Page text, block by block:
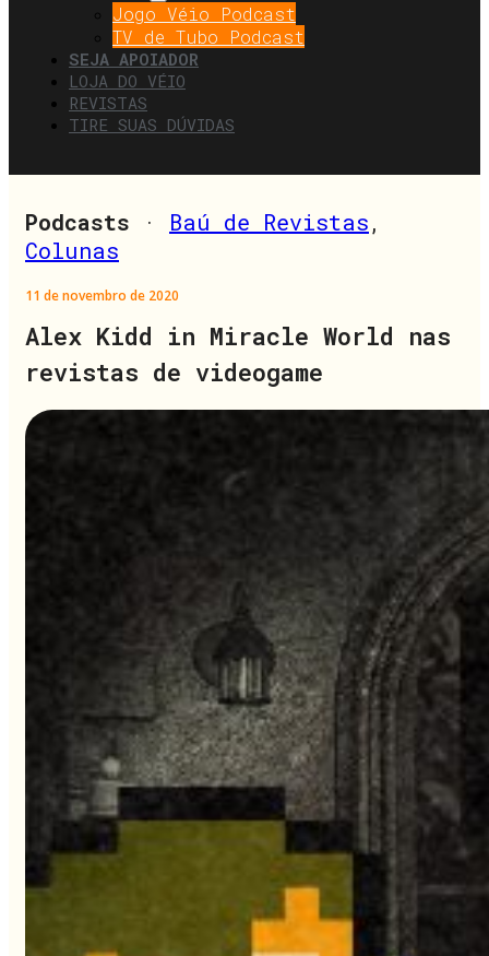
Jogo Véio Podcast
TV de Tubo Podcast
SEJA APOIADOR
LOJA DO VÉIO
REVISTAS
TIRE SUAS DÚVIDAS
Podcasts · Baú de Revistas,
Colunas
11 de novembro de 2020
Alex Kidd in Miracle World nas
revistas de videogame